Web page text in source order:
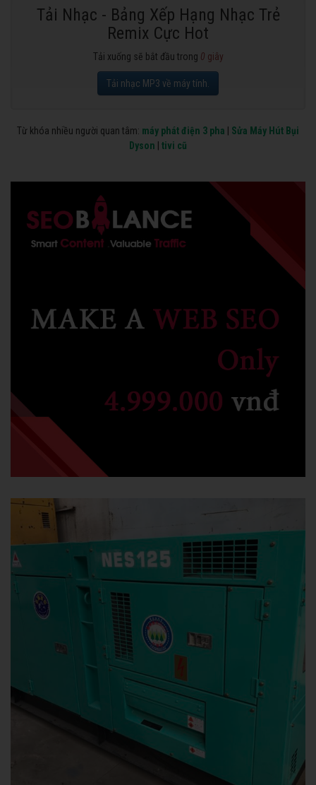
Tải Nhạc - Bảng Xếp Hạng Nhạc Trẻ
Remix Cực Hot
Tải xuống sẽ bắt đầu trong 0 giây
Tải nhạc MP3 về máy tính.
Từ khóa nhiều người quan tâm: máy phát điện 3 pha
Sửa Máy Hút Bụi
Dyson
tivi cũ